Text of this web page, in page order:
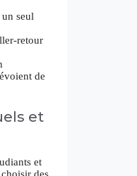
seul
retour
de
et
et
des